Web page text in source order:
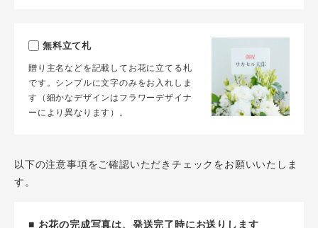
無料立て札
贈り主名などを記載してお花に立てる札
です。シンプルに文字のみをお入れしま
す（細かなデザインはフラワーデザイナ
ーにより異なります）。
以下の注意事項をご確認いただきチェックをお願いいたしま
す。
■ お花の完成写真は、発送完了時にお送りします